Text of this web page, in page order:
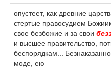
опустеет, как древние
стертые правосудием
свое безбожие и за свои
и высшее правительство,
беспорядкам...
моде, ею